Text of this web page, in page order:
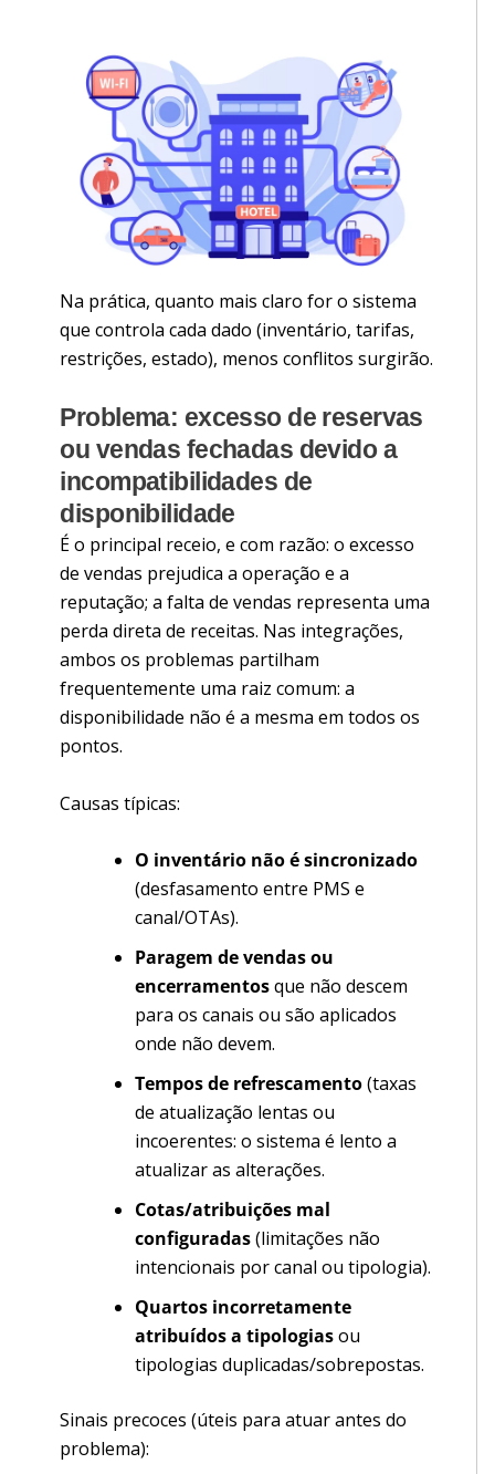
Na prática, quanto mais claro for o sistema
que controla cada dado (inventário, tarifas,
restrições, estado), menos conflitos surgirão.
Problema: excesso de reservas
ou vendas fechadas devido a
incompatibilidades de
disponibilidade
É o principal receio, e com razão: o excesso
de vendas prejudica a operação e a
reputação; a falta de vendas representa uma
perda direta de receitas. Nas integrações,
ambos os problemas partilham
frequentemente uma raiz comum: a
disponibilidade não é a mesma em todos os
pontos.
Causas típicas:
O inventário não é sincronizado
(desfasamento entre PMS e
canal/OTAs).
Paragem de vendas ou
encerramentosque não descem
para os canais ou são aplicados
onde não devem.
Tempos de refrescamento(taxas
de atualização lentas ou
incoerentes: o sistema é lento a
atualizar as alterações.
Cotas/atribuições mal
configuradas(limitações não
intencionais por canal ou tipologia).
Quartos incorretamente
atribuídos a tipologiasou
tipologias duplicadas/sobrepostas.
Sinais precoces (úteis para atuar antes do
problema):